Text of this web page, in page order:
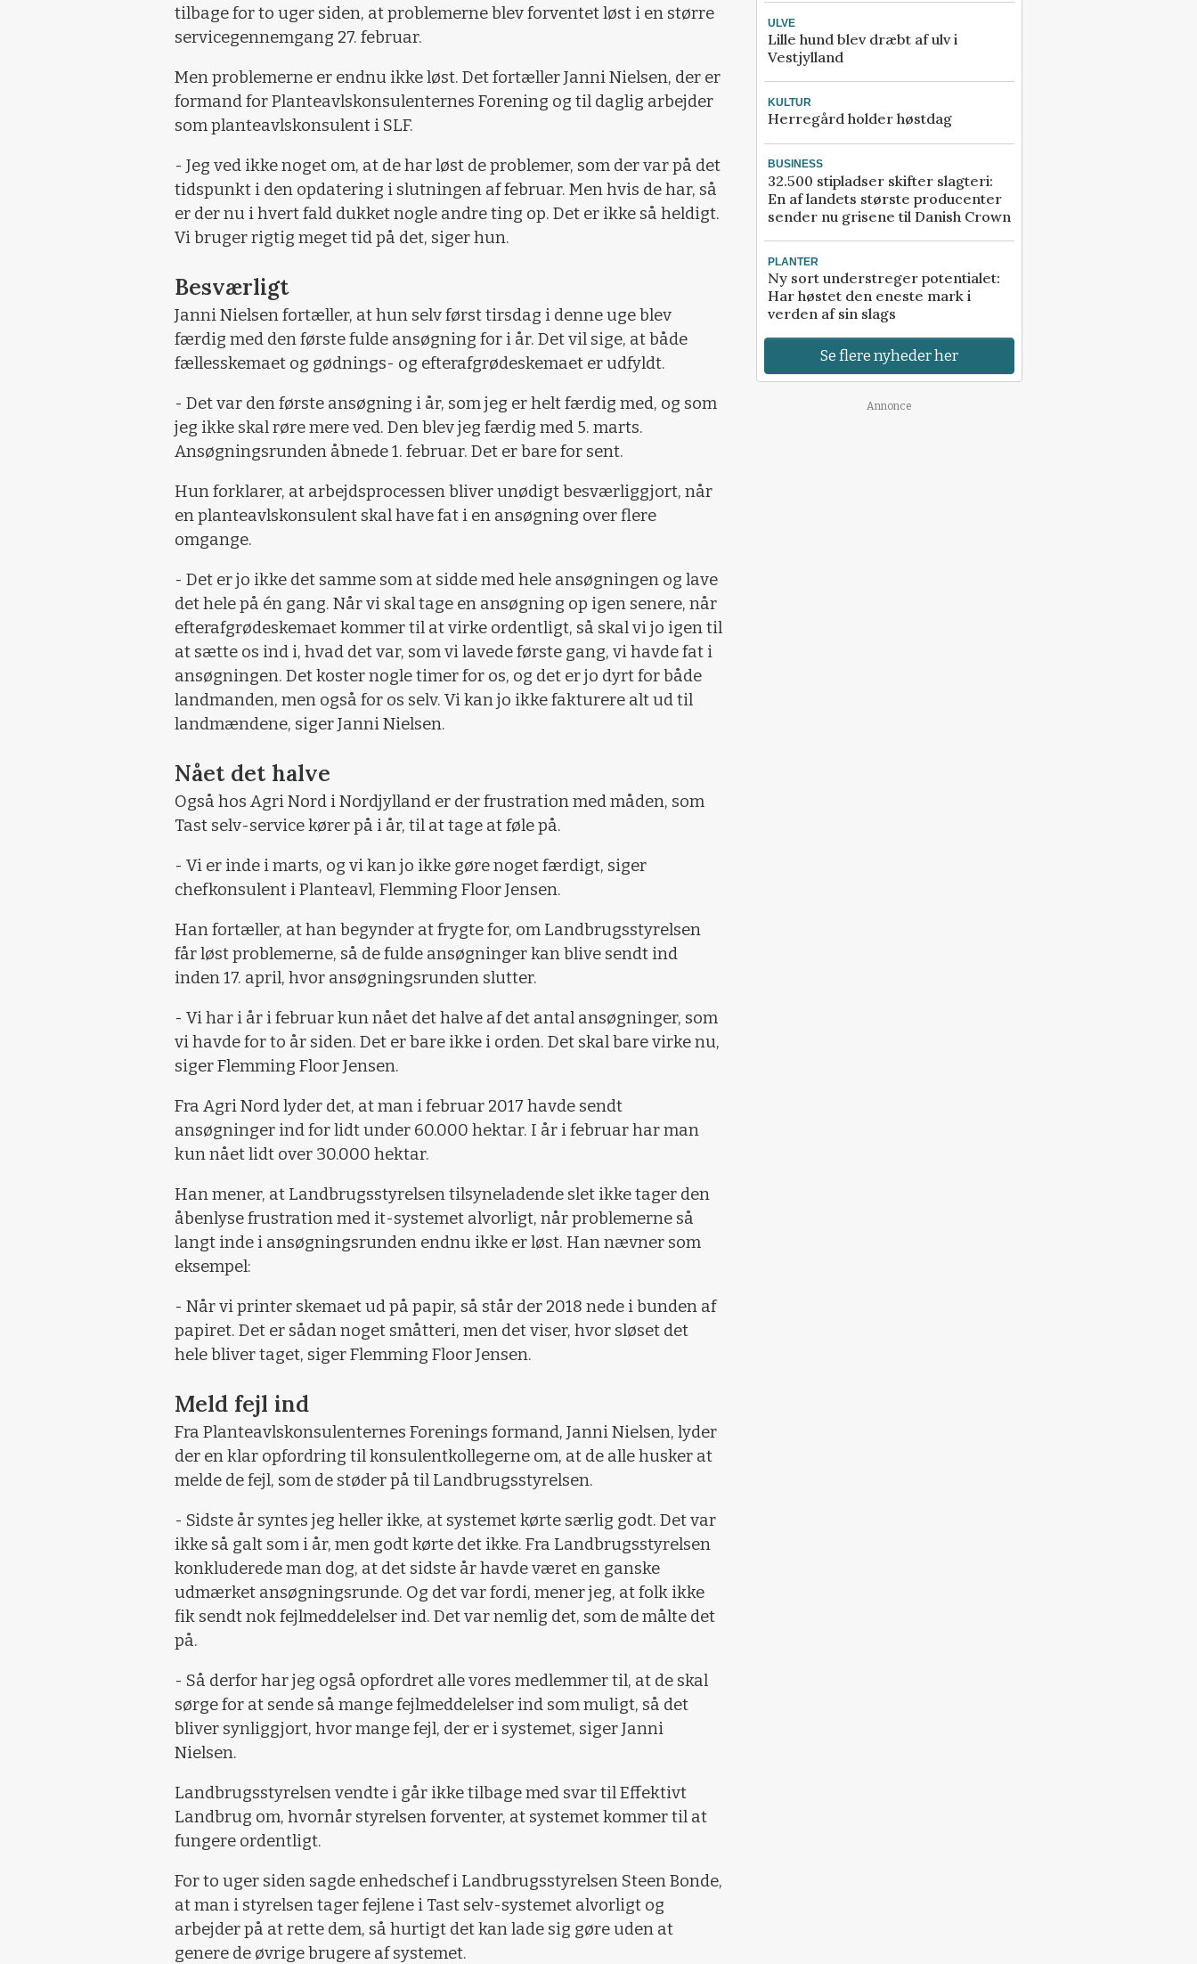
tilbage for to uger siden, at problemerne blev forventet løst i en større
servicegennemgang 27. februar.
Men problemerne er endnu ikke løst. Det fortæller Janni Nielsen, der er
formand for Planteavlskonsulenternes Forening og til daglig arbejder
som planteavlskonsulent i SLF.
- Jeg ved ikke noget om, at de har løst de problemer, som der var på det
tidspunkt i den opdatering i slutningen af februar. Men hvis de har, så
er der nu i hvert fald dukket nogle andre ting op. Det er ikke så heldigt.
Vi bruger rigtig meget tid på det, siger hun.
Besværligt
Janni Nielsen fortæller, at hun selv først tirsdag i denne uge blev
færdig med den første fulde ansøgning for i år. Det vil sige, at både
fællesskemaet og gødnings- og efterafgrødeskemaet er udfyldt.
- Det var den første ansøgning i år, som jeg er helt færdig med, og som
jeg ikke skal røre mere ved. Den blev jeg færdig med 5. marts.
Ansøgningsrunden åbnede 1. februar. Det er bare for sent.
Hun forklarer, at arbejdsprocessen bliver unødigt besværliggjort, når
en planteavlskonsulent skal have fat i en ansøgning over flere
omgange.
- Det er jo ikke det samme som at sidde med hele ansøgningen og lave
det hele på én gang. Når vi skal tage en ansøgning op igen senere, når
efterafgrødeskemaet kommer til at virke ordentligt, så skal vi jo igen til
at sætte os ind i, hvad det var, som vi lavede første gang, vi havde fat i
ansøgningen. Det koster nogle timer for os, og det er jo dyrt for både
landmanden, men også for os selv. Vi kan jo ikke fakturere alt ud til
landmændene, siger Janni Nielsen.
Nået det halve
Også hos Agri Nord i Nordjylland er der frustration med måden, som
Tast selv-service kører på i år, til at tage at føle på.
- Vi er inde i marts, og vi kan jo ikke gøre noget færdigt, siger
chefkonsulent i Planteavl, Flemming Floor Jensen.
Han fortæller, at han begynder at frygte for, om Landbrugsstyrelsen
får løst problemerne, så de fulde ansøgninger kan blive sendt ind
inden 17. april, hvor ansøgningsrunden slutter.
- Vi har i år i februar kun nået det halve af det antal ansøgninger, som
vi havde for to år siden. Det er bare ikke i orden. Det skal bare virke nu,
siger Flemming Floor Jensen.
Fra Agri Nord lyder det, at man i februar 2017 havde sendt
ansøgninger ind for lidt under 60.000 hektar. I år i februar har man
kun nået lidt over 30.000 hektar.
Han mener, at Landbrugsstyrelsen tilsyneladende slet ikke tager den
åbenlyse frustration med it-systemet alvorligt, når problemerne så
langt inde i ansøgningsrunden endnu ikke er løst. Han nævner som
eksempel:
- Når vi printer skemaet ud på papir, så står der 2018 nede i bunden af
papiret. Det er sådan noget småtteri, men det viser, hvor sløset det
hele bliver taget, siger Flemming Floor Jensen.
Meld fejl ind
Fra Planteavlskonsulenternes Forenings formand, Janni Nielsen, lyder
der en klar opfordring til konsulentkollegerne om, at de alle husker at
melde de fejl, som de støder på til Landbrugsstyrelsen.
- Sidste år syntes jeg heller ikke, at systemet kørte særlig godt. Det var
ikke så galt som i år, men godt kørte det ikke. Fra Landbrugsstyrelsen
konkluderede man dog, at det sidste år havde været en ganske
udmærket ansøgningsrunde. Og det var fordi, mener jeg, at folk ikke
fik sendt nok fejlmeddelelser ind. Det var nemlig det, som de målte det
på.
- Så derfor har jeg også opfordret alle vores medlemmer til, at de skal
sørge for at sende så mange fejlmeddelelser ind som muligt, så det
bliver synliggjort, hvor mange fejl, der er i systemet, siger Janni
Nielsen.
Landbrugsstyrelsen vendte i går ikke tilbage med svar til Effektivt
Landbrug om, hvornår styrelsen forventer, at systemet kommer til at
fungere ordentligt.
For to uger siden sagde enhedschef i Landbrugsstyrelsen Steen Bonde,
at man i styrelsen tager fejlene i Tast selv-systemet alvorligt og
arbejder på at rette dem, så hurtigt det kan lade sig gøre uden at
genere de øvrige brugere af systemet.
ULVE
Lille hund blev dræbt af ulv i
Vestjylland
KULTUR
Herregård holder høstdag
BUSINESS
32.500 stipladser skifter slagteri:
En af landets største producenter
sender nu grisene til Danish Crown
PLANTER
Ny sort understreger potentialet:
Har høstet den eneste mark i
verden af sin slags
Se flere nyheder her
Annonce